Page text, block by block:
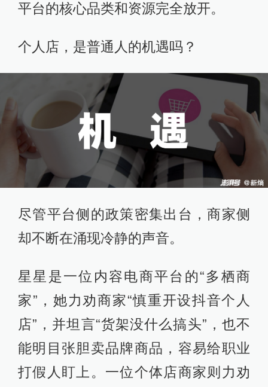
平台的核心品类和资源完全放开。
个人店，是普通人的机遇吗？
尽管平台侧的政策密集出台，商家侧
却不断在涌现冷静的声音。
星星是一位内容电商平台的“多栖商
家”，她力劝商家“慎重开设抖音个人
店”，并坦言“货架没什么搞头”，也不
能明目张胆卖品牌商品，容易给职业
打假人盯上。一位个体店商家则力劝